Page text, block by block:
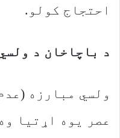
احتجاج کولو.
د باچاخان د
ولسي مبارزه
عصر یوه اړتیا